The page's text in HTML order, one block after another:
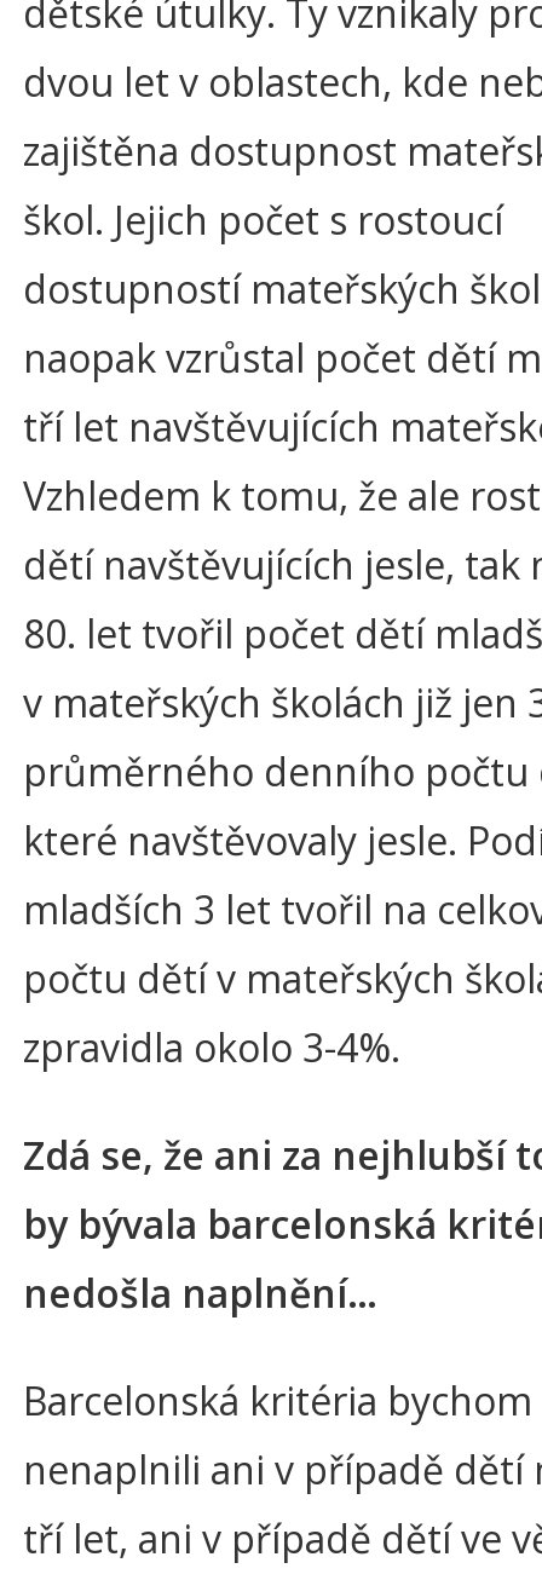
dětské útulky. Ty vznikaly
dvou let v oblastech, kde
zajištěna dostupnost
škol. Jejich počet s rostoucí
dostupností mateřských
naopak vzrůstal počet dětí
tří let navštěvujících
Vzhledem k tomu, že ale
dětí navštěvujících jesle, tak
80. let tvořil počet dětí
v mateřských školách již jen
průměrného denního počtu
které navštěvovaly jesle.
mladších 3 let tvořil na
počtu dětí v mateřských
zpravidla okolo 3-4%.
Zdá se, že ani za nejhlubší
by bývala barcelonská
nedošla naplnění…
Barcelonská kritéria
nenaplnili ani v případě dětí
tří let, ani v případě dětí ve